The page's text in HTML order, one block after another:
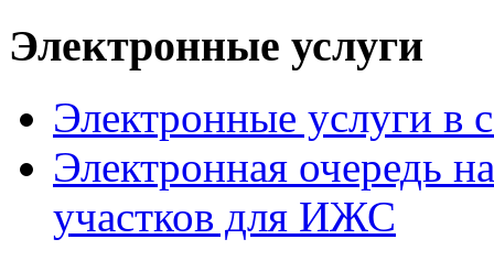
Электронные услуги
Электронные услуги в
Электронная очередь
участков для ИЖС